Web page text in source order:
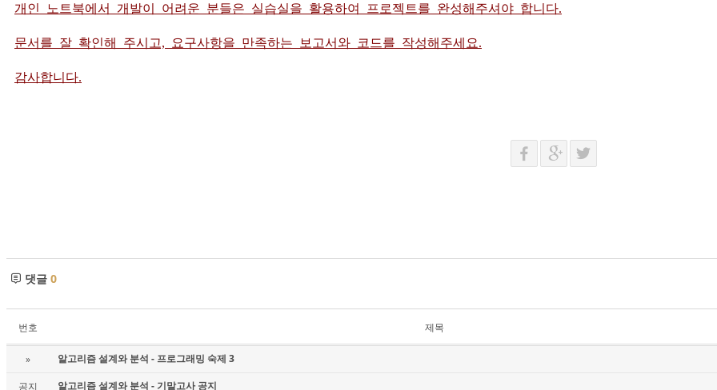
개인 노트북에서 개발이 어려운 분들은 실습실을 활용하여 프로젝트를 완성해주셔야 합니다.
문서를 잘 확인해 주시고, 요구사항을 만족하는 보고서와 코드를 작성해주세요.
감사합니다.
댓글 0
번호 제목
» 알고리즘 설계와 분석 - 프로그래밍 숙제 3
공지 알고리즘 설계와 분석 - 기말고사 공지